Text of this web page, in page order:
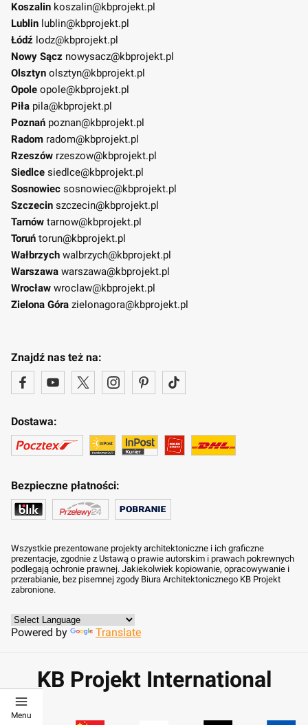
Koszalin koszalin@kbprojekt.pl
Lublin lublin@kbprojekt.pl
Łódź lodz@kbprojekt.pl
Nowy Sącz nowysacz@kbprojekt.pl
Olsztyn olsztyn@kbprojekt.pl
Opole opole@kbprojekt.pl
Piła pila@kbprojekt.pl
Poznań poznan@kbprojekt.pl
Radom radom@kbprojekt.pl
Rzeszów rzeszow@kbprojekt.pl
Siedlce siedlce@kbprojekt.pl
Sosnowiec sosnowiec@kbprojekt.pl
Szczecin szczecin@kbprojekt.pl
Tarnów tarnow@kbprojekt.pl
Toruń torun@kbprojekt.pl
Wałbrzych walbrzych@kbprojekt.pl
Warszawa warszawa@kbprojekt.pl
Wrocław wroclaw@kbprojekt.pl
Zielona Góra zielonagora@kbprojekt.pl
Znajdź nas też na:
Dostawa:
Bezpieczne płatności:
Wszystkie prezentowane projekty architektoniczne i ich graficzne
prezentacje, zgodnie z Ustawą o prawie autorskim i prawach pokrewnych
podlegają ochronie prawnej. Jakiekolwiek kopiowanie, opracowywanie i
przerabianie, bez pisemnej zgody Biura Architektonicznego KB Projekt
zabronione.
Powered by Translate
KB Projekt International
Menu